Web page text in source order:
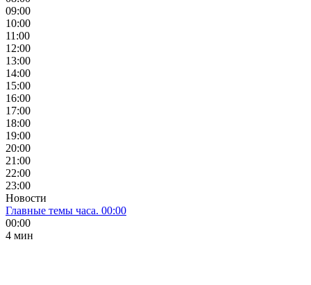
09:00
10:00
11:00
12:00
13:00
14:00
15:00
16:00
17:00
18:00
19:00
20:00
21:00
22:00
23:00
Новости
Главные темы часа. 00:00
00:00
4 мин